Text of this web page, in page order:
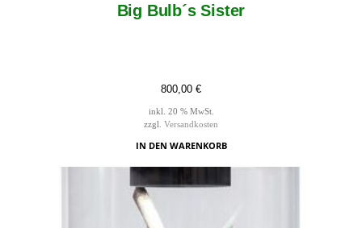
Big Bulb´s Sister
800,00 €
inkl. 20 % MwSt.
zzgl. Versandkosten
IN DEN WARENKORB